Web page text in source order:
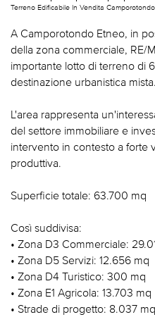
Terreno Edificabile In Vendita
A Camporotondo Etneo, in
della zona commerciale, RE/
importante lotto di terreno di
destinazione urbanistica mista.
L'area rappresenta
del settore immobiliare e
intervento in contesto a forte
produttiva.
Superficie totale: 63.700 mq
Così suddivisa:
• Zona D3 Commerciale:
• Zona D5 Servizi: 12.656 mq
• Zona D4 Turistico: 300 mq
• Zona E1 Agricola: 13.703 mq
• Strade di progetto: 8.037 mq